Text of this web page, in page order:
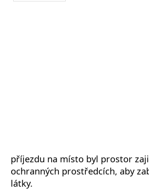
příjezdu na místo byl prostor
ochranných prostředcích, aby
látky.